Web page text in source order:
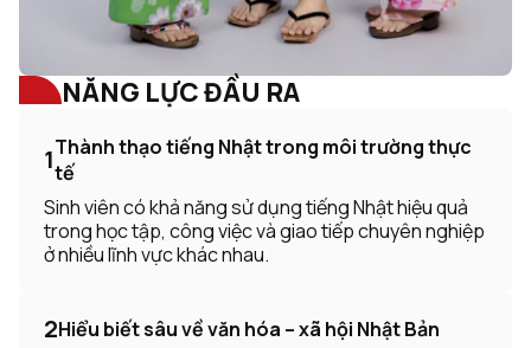
NĂNG LỰC ĐẦU RA
1Thành thạo tiếng Nhật trong môi trường thực
tế
Sinh viên có khả năng sử dụng tiếng Nhật hiệu quả
trong học tập, công việc và giao tiếp chuyên nghiệp
ở nhiều lĩnh vực khác nhau.
2Hiểu biết sâu về văn hóa – xã hội Nhật Bản